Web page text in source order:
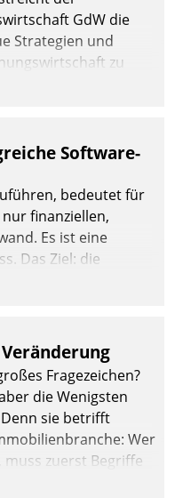
GdW die
Strategien und
zu
Software-
bedeutet für
finanziellen,
Es ist eine
Das Ziel: die
Damit
Grundregeln
Fragezeichen?
die Wenigsten
sie betrifft
Wer
zuerst Begriffe
Optimierung: